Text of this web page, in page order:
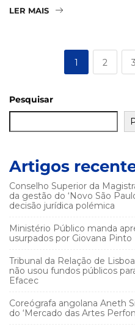
LER MAIS
1 2 3
Pesquisar
Artigos
Conselho Superior da
da gestão do ‘Novo São
decisão jurídica polémica
Ministério Público manda
usurpados por Giovana
Tribunal da Relação de
não usou fundos públicos
Efacec
Coreógrafa angolana Aneth
do ‘Mercado das Artes